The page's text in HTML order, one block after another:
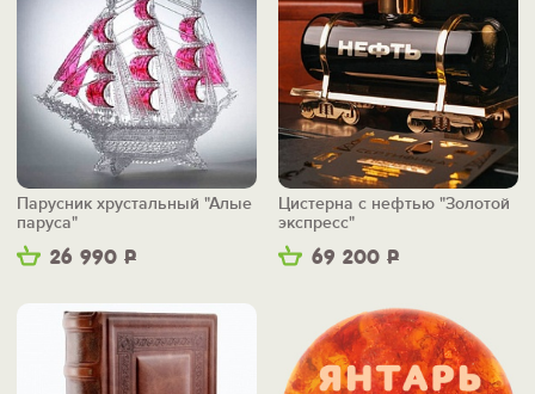
26 990 Р
Парусник хрустальный "Алые
паруса"
69 200 Р
Цистерна с нефтью "Золотой
экспресс"